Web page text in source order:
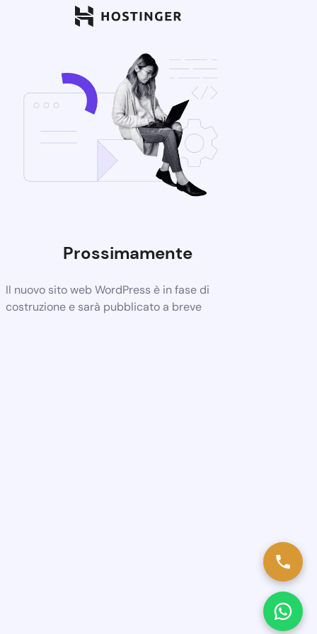
Prossimamente
Il nuovo sito web WordPress è in fase di
costruzione e sarà pubblicato a breve